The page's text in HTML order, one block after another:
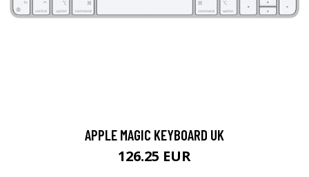
APPLE MAGIC KEYBOARD UK
126.25 EUR